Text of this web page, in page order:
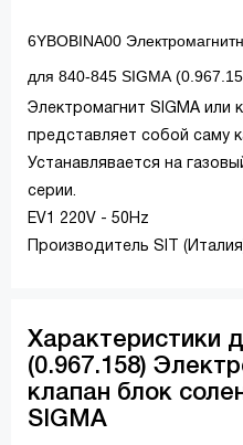
6YBOBINA00
для 840-845 SIGMA
Электромагнит SIGMA или
представляет собой саму
Устанавлявается на
серии.
EV1 220V - 50Hz
Производитель SIT
Характеристики
(0.967.158)
клапан блок
SIGMA